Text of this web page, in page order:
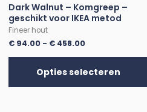
Dark Walnut – Komgreep –
geschikt voor IKEA metod
Fineer hout
€ 94.00 - € 458.00
Opties selecteren